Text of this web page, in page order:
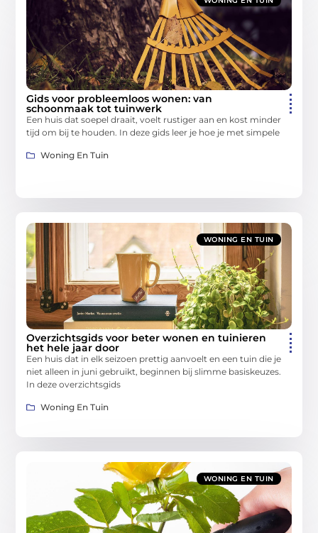
Gids voor probleemloos wonen: van
schoonmaak tot tuinwerk
Een huis dat soepel draait, voelt rustiger aan en kost minder
tijd om bij te houden. In deze gids leer je hoe je met simpele
Woning En Tuin
WONING EN TUIN
Overzichtsgids voor beter wonen en tuinieren
het hele jaar door
Een huis dat in elk seizoen prettig aanvoelt en een tuin die je
niet alleen in juni gebruikt, beginnen bij slimme basiskeuzes.
In deze overzichtsgids
Woning En Tuin
WONING EN TUIN